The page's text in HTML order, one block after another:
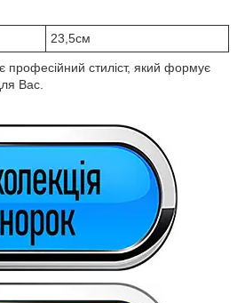
23,5см
професійний стиліст, який формує
Вас.